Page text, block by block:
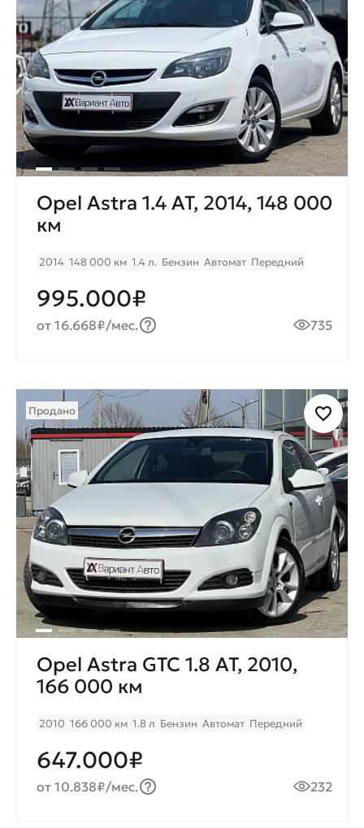
Opel Astra 1.4 AT, 2014, 148 000
км
2014 148 000 км 1.4 л. Бензин Автомат Передний
995.000₽
от 16.668₽/мес. 735
Продано
Opel Astra GTC 1.8 AT, 2010,
166 000 км
2010 166 000 км 1.8 л Бензин Автомат Передний
647.000₽
от 10.838₽/мес. 232